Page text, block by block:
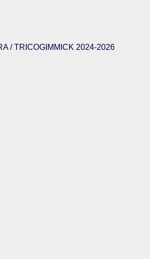
/ TRICOGIMMICK 2024-2026